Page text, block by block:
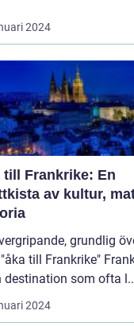
2024
till Frankrike: En
av kultur,
grundlig
till Frankrike" Frankrike
destination som ofta
2024